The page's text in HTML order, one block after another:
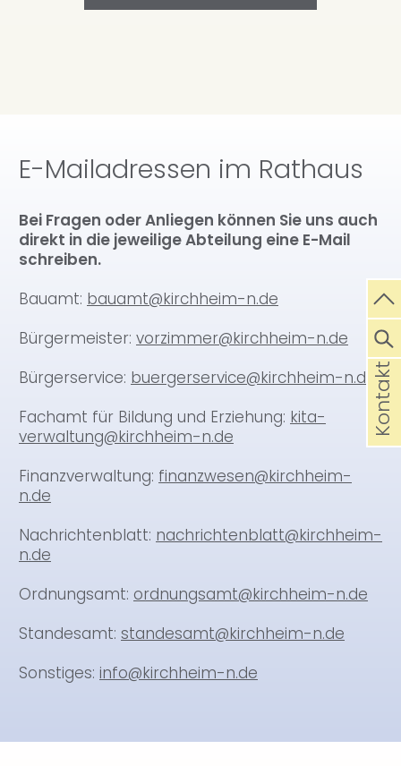
E-Mailadressen im Rathaus
Bei Fragen oder Anliegen können Sie uns auch
direkt in die jeweilige Abteilung eine E-Mail
schreiben.
Bauamt: bauamt@kirchheim-n.de
Bürgermeister: vorzimmer@kirchheim-n.de
Bürgerservice: buergerservice@kirchheim-n.de
Fachamt für Bildung und Erziehung: kita-
verwaltung@kirchheim-n.de
Finanzverwaltung: finanzwesen@kirchheim-
n.de
Nachrichtenblatt: nachrichtenblatt@kirchheim-
n.de
Ordnungsamt: ordnungsamt@kirchheim-n.de
Standesamt: standesamt@kirchheim-n.de
Sonstiges: info@kirchheim-n.de
Kontakt